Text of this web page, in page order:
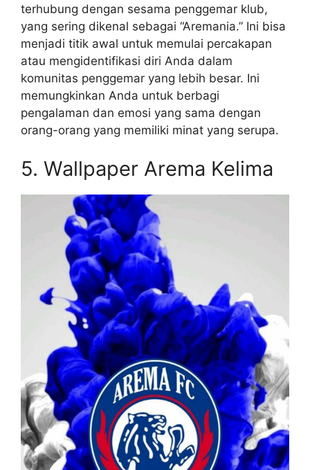
terhubung dengan sesama penggemar klub,
yang sering dikenal sebagai “Aremania.” Ini bisa
menjadi titik awal untuk memulai percakapan
atau mengidentifikasi diri Anda dalam
komunitas penggemar yang lebih besar. Ini
memungkinkan Anda untuk berbagi
pengalaman dan emosi yang sama dengan
orang-orang yang memiliki minat yang serupa.
5. Wallpaper Arema Kelima